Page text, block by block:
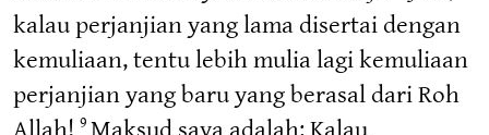
kalau perjanjian yang lama disertai dengan
kemuliaan, tentu lebih mulia lagi kemuliaan
perjanjian yang baru yang berasal dari Roh
Allah! 9 Maksud saya adalah: Kalau